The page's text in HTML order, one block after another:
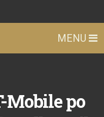
MENU
Mobile po